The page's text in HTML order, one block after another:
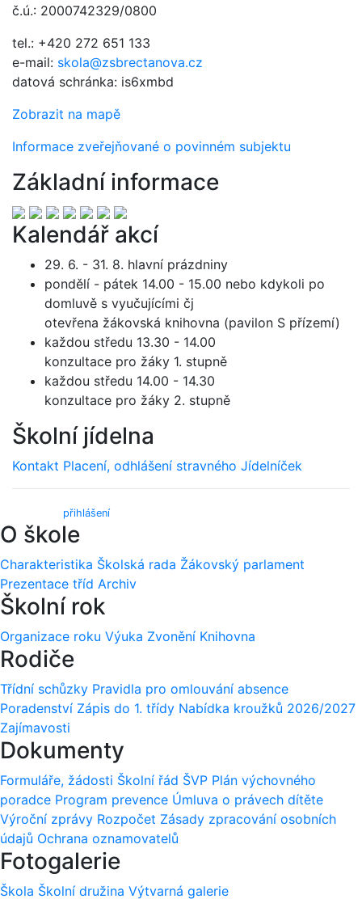
č.ú.: 2000742329/0800
tel.: +420 272 651 133
e-mail: skola@zsbrectanova.cz
datová schránka: is6xmbd
Zobrazit na mapě
Informace zveřejňované o povinném subjektu
Základní informace
Kalendář akcí
29. 6. - 31. 8. hlavní prázdniny
pondělí - pátek 14.00 - 15.00 nebo kdykoli po
domluvě s vyučujícími čj
otevřena žákovská knihovna (pavilon S přízemí)
každou středu 13.30 - 14.00
konzultace pro žáky 1. stupně
každou středu 14.00 - 14.30
konzultace pro žáky 2. stupně
Školní jídelna
Kontakt Placení, odhlášení stravného Jídelníček
přihlášení)
O škole
Charakteristika Školská rada Žákovský parlament
Prezentace tříd Archiv
Školní rok
Organizace roku Výuka Zvonění Knihovna
Rodiče
Třídní schůzky Pravidla pro omlouvání absence
Poradenství Zápis do 1. třídy Nabídka kroužků 2026/2027
Zajímavosti
Dokumenty
Formuláře, žádosti Školní řád ŠVP Plán výchovného
poradce Program prevence Úmluva o právech dítěte
Výroční zprávy Rozpočet Zásady zpracování osobních
údajů Ochrana oznamovatelů
Fotogalerie
Škola Školní družina Výtvarná galerie